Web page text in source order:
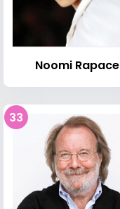
Noomi Rapace
33